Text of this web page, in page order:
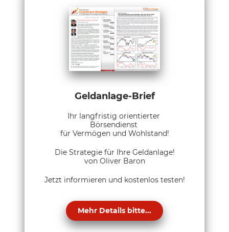
Geldanlage-Brief
Ihr langfristig orientierter
Börsendienst
für Vermögen und Wohlstand!
Die Strategie für Ihre Geldanlage!
von Oliver Baron
Jetzt informieren und kostenlos testen!
Mehr Details bitte...